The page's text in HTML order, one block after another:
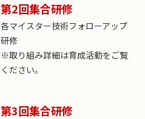
第2回集合研修
各マイスター技術フォローアップ
研修
※取り組み詳細は育成活動をご覧
ください。
第3回集合研修